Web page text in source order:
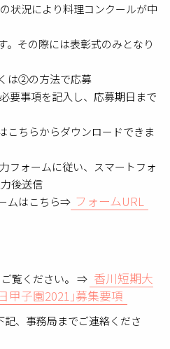
況により料理コンクールが中
の際には表彰式のみとなり
は②の方法で応募
を記入し、応募期日まで
らダウンロードできま
ムに従い、スマートフォ
後送信
こちら⇒ フォームURL
覧ください。 ⇒ 香川短期大
甲子園2021｣募集要項
、事務局までご連絡くださ